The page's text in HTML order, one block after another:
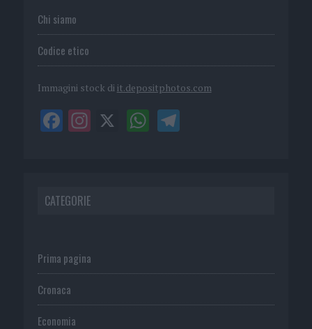
Chi siamo
Codice etico
Immagini stock di it.depositphotos.com
CATEGORIE
Prima pagina
Cronaca
Economia